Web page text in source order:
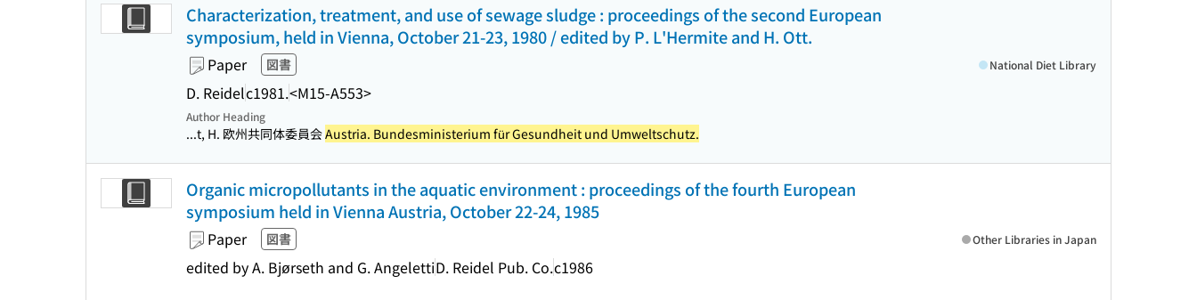
Characterization, treatment, and use of sewage sludge : proceedings of the second European
symposium, held in Vienna, October 21-23, 1980 / edited by P. L'Hermite and H. Ott.
Paper 図書
D. Reidelc1981.<M15-A553>
National Diet Library
Author Heading
...t, H. 欧州共同体委員会Austria. Bundesministerium für Gesundheit und Umweltschutz.
Organic micropollutants in the aquatic environment : proceedings of the fourth European
symposium held in Vienna Austria, October 22-24, 1985
Paper 図書
edited by A. Bjørseth and G. AngelettiD. Reidel Pub. Co.c1986
Other Libraries in Japan